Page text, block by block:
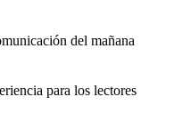
del mañana
para los lectores